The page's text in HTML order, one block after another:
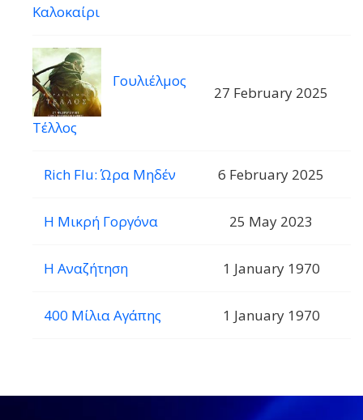
Καλοκαίρι
Γουλιέλμος
Τέλλος
27 February 2025
Rich Flu: Ώρα Μηδέν 6 February 2025
Η Μικρή Γοργόνα 25 May 2023
Η Αναζήτηση 1 January 1970
400 Μίλια Αγάπης 1 January 1970